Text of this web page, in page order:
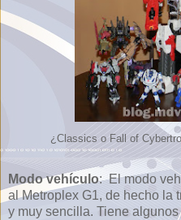
¿Classics o Fall of
Modo vehículo: El modo
al Metroplex G1, de hecho la
y muy sencilla. Tiene